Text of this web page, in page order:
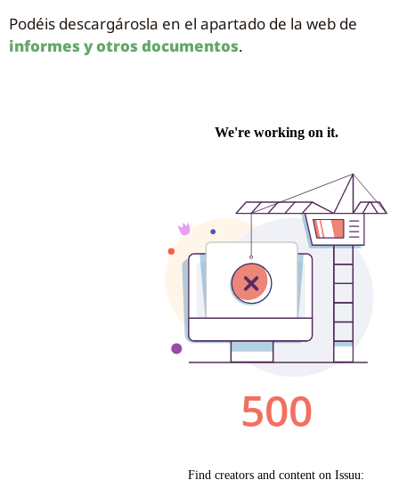
Podéis descargárosla en el apartado de la web de
informes y otros documentos.